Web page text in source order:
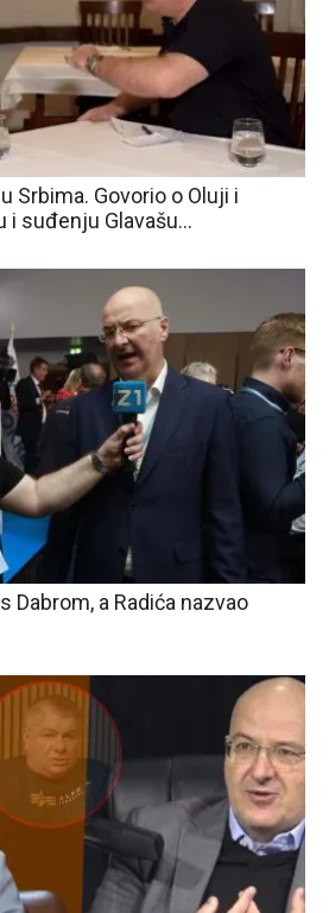
Srbima. Govorio o Oluji i
i suđenju Glavašu…
Dabrom, a Radića nazvao